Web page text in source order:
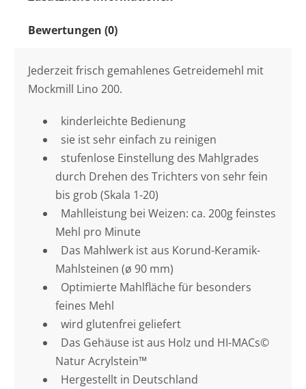
Bewertungen (0)
Jederzeit frisch gemahlenes Getreidemehl mit
Mockmill Lino 200.
kinderleichte Bedienung
sie ist sehr einfach zu reinigen
stufenlose Einstellung des Mahlgrades
durch Drehen des Trichters von sehr fein
bis grob (Skala 1-20)
Mahlleistung bei Weizen: ca. 200g feinstes
Mehl pro Minute
Das Mahlwerk ist aus Korund-Keramik-
Mahlsteinen (ø 90 mm)
Optimierte Mahlfläche für besonders
feines Mehl
wird glutenfrei geliefert
Das Gehäuse ist aus Holz und HI-MACs©
Natur Acrylstein™
Hergestellt in Deutschland